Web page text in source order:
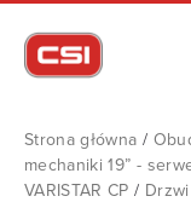
Strona główna /
mechaniki 19” -
VARISTAR CP /